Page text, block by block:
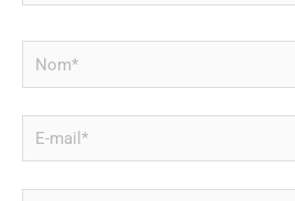
Nom*
mail*